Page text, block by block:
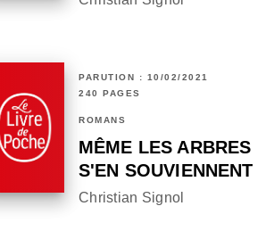
PARUTION : 10/02/2021
240 PAGES
ROMANS
MÊME LES ARBRES
S'EN SOUVIENNENT
Christian Signol